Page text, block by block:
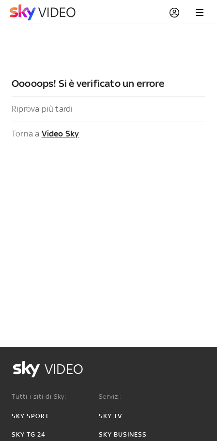
Ooooops! Si è verificato un errore
Riprova più tardi
Torna a Video Sky
VIDEO
Tutti i siti di Sky:
SKY SPORT
SKY TG 24
Servizi:
SKY TV
SKY BUSINESS